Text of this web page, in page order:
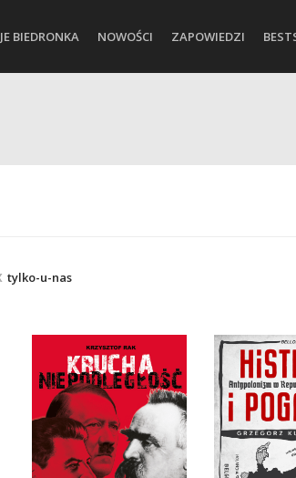
BIEDRONKA NOWOŚCI ZAPOWIEDZI
tylko-u-nas